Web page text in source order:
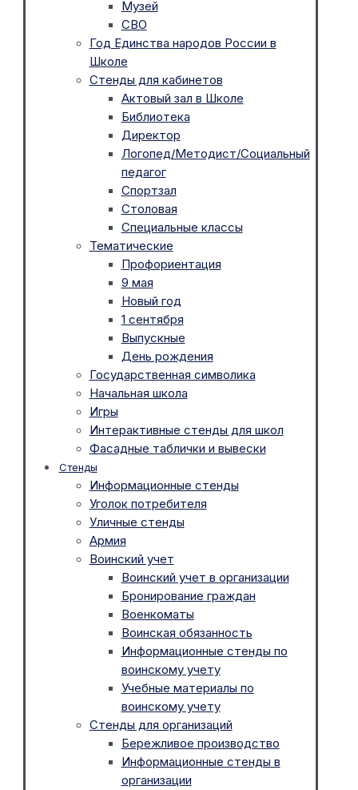
Музей
СВО
Год Единства народов России в
Школе
Стенды для кабинетов
Актовый зал в Школе
Библиотека
Директор
Логопед/Методист/Социальный
педагог
Спортзал
Столовая
Специальные классы
Тематические
Профориентация
9 мая
Новый год
1 сентября
Выпускные
День рождения
Государственная символика
Начальная школа
Игры
Интерактивные стенды для школ
Фасадные таблички и вывески
Стенды
Информационные стенды
Уголок потребителя
Уличные стенды
Армия
Воинский учет
Воинский учет в организации
Бронирование граждан
Военкоматы
Воинская обязанность
Информационные стенды по
воинскому учету
Учебные материалы по
воинскому учету
Стенды для организаций
Бережливое производство
Информационные стенды в
организации